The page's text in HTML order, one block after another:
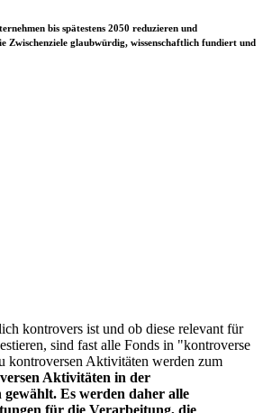
bis spätestens 2050 reduzieren und
Zwischenziele glaubwürdig, wissenschaftlich fundiert und
kontrovers ist und ob diese relevant für
sind fast alle Fonds in "kontroverse
kontroversen Aktivitäten werden zum
Aktivitäten in der
Es werden daher alle
für die Verarbeitung, die